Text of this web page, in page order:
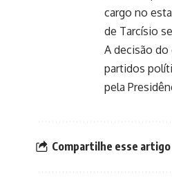
cargo no
de Tarcísio
A decisão
partidos
pela
Compartilhe esse artigo